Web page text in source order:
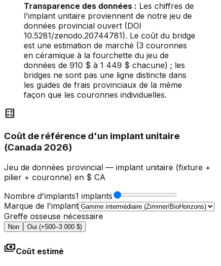
Transparence des données : Les chiffres de
l'implant unitaire proviennent de notre jeu de
données provincial ouvert (DOI
10.5281/zenodo.20744781). Le coût du bridge
est une estimation de marché (3 couronnes
en céramique à la fourchette du jeu de
données de 910 $ à 1 449 $ chacune) ; les
bridges ne sont pas une ligne distincte dans
les guides de frais provinciaux de la même
façon que les couronnes individuelles.
calculate
Coût de référence d'un implant unitaire
(Canada 2026)
Jeu de données provincial — implant unitaire (fixture +
pilier + couronne) en $ CA
Nombre d'implants1 implants
Marque de l'implant
Greffe osseuse nécessaire
Non Oui (+500–3 000 $)
paymentsCoût estimé